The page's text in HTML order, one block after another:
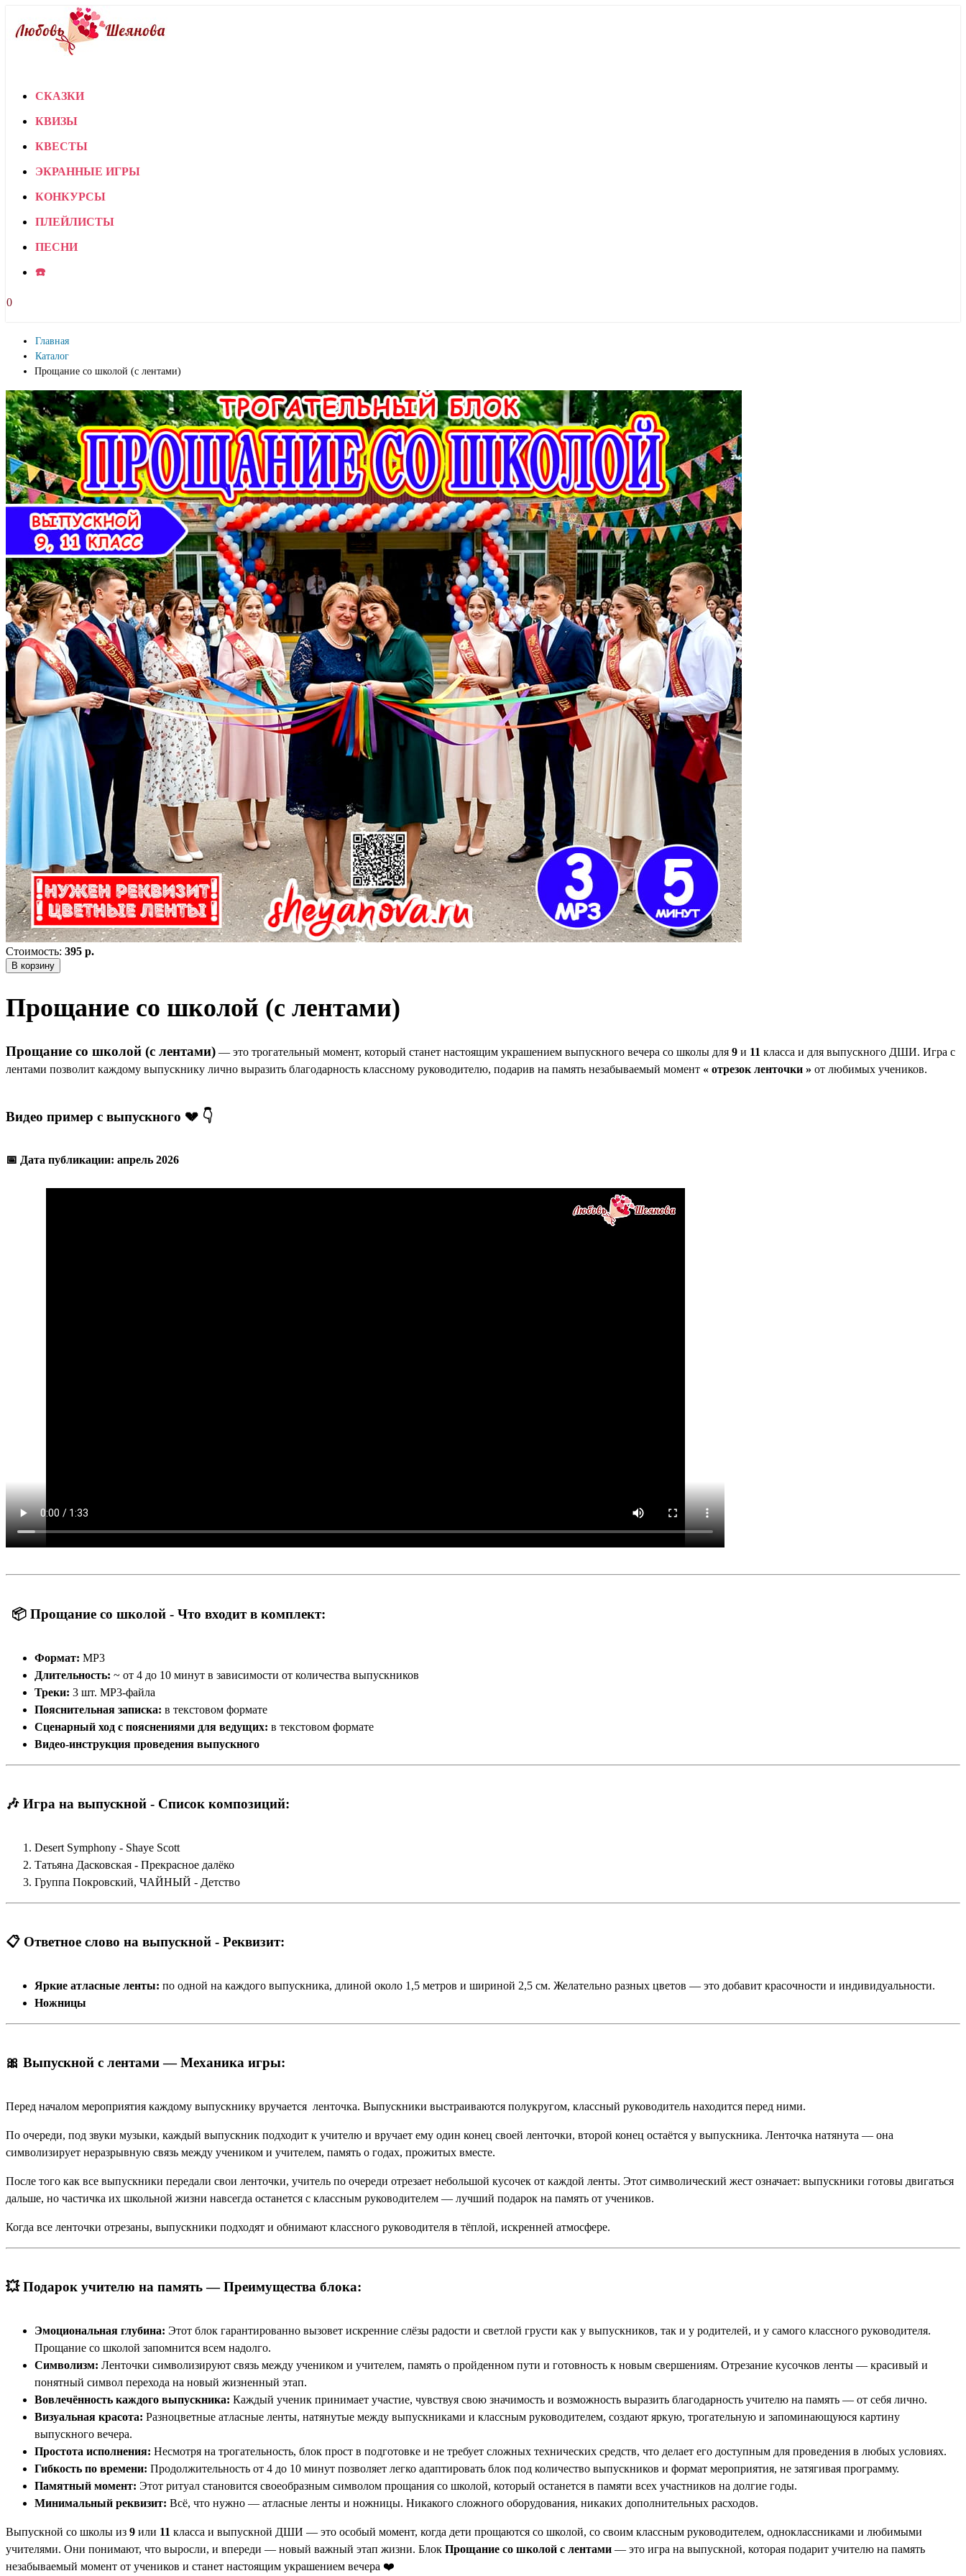
СКАЗКИ
КВИЗЫ
КВЕСТЫ
ЭКРАННЫЕ ИГРЫ
КОНКУРСЫ
ПЛЕЙЛИСТЫ
ПЕСНИ
☎️
0
Главная
Каталог
Прощание со школой (с лентами)
Стоимость: 395 р.
В корзину
Прощание со школой (с лентами)
Прощание со школой (с лентами) — это трогательный момент, который станет настоящим украшением выпускного вечера со школы для 9 и 11 класса и для выпускного ДШИ. Игра с
лентами позволит каждому выпускнику лично выразить благодарность классному руководителю, подарив на память незабываемый момент « отрезок ленточки » от любимых учеников.
Видео пример с выпускного 💔 👇
📅 Дата публикации: апрель 2026
📦 Прощание со школой - Что входит в комплект:
Формат: MP3
Длительность: ~ от 4 до 10 минут в зависимости от количества выпускников
Треки: 3 шт. MP3-файла
Пояснительная записка: в текстовом формате
Сценарный ход с пояснениями для ведущих: в текстовом формате
Видео-инструкция проведения выпускного
🎶 Игра на выпускной - Список композиций:
Desert Symphony - Shaye Scott
Татьяна Дасковская - Прекрасное далёко
Группа Покровский, ЧАЙНЫЙ - Детство
📋 Ответное слово на выпускной - Реквизит:
Яркие атласные ленты: по одной на каждого выпускника, длиной около 1,5 метров и шириной 2,5 см. Желательно разных цветов — это добавит красочности и индивидуальности.
Ножницы
🎀 Выпускной с лентами — Механика игры:
Перед началом мероприятия каждому выпускнику вручается ленточка. Выпускники выстраиваются полукругом, классный руководитель находится перед ними.
По очереди, под звуки музыки, каждый выпускник подходит к учителю и вручает ему один конец своей ленточки, второй конец остаётся у выпускника. Ленточка натянута — она
символизирует неразрывную связь между учеником и учителем, память о годах, прожитых вместе.
После того как все выпускники передали свои ленточки, учитель по очереди отрезает небольшой кусочек от каждой ленты. Этот символический жест означает: выпускники готовы двигаться
дальше, но частичка их школьной жизни навсегда останется с классным руководителем — лучший подарок на память от учеников.
Когда все ленточки отрезаны, выпускники подходят и обнимают классного руководителя в тёплой, искренней атмосфере.
💥 Подарок учителю на память — Преимущества блока:
Эмоциональная глубина: Этот блок гарантированно вызовет искренние слёзы радости и светлой грусти как у выпускников, так и у родителей, и у самого классного руководителя.
Прощание со школой запомнится всем надолго.
Символизм: Ленточки символизируют связь между учеником и учителем, память о пройденном пути и готовность к новым свершениям. Отрезание кусочков ленты — красивый и
понятный символ перехода на новый жизненный этап.
Вовлечённость каждого выпускника: Каждый ученик принимает участие, чувствуя свою значимость и возможность выразить благодарность учителю на память — от себя лично.
Визуальная красота: Разноцветные атласные ленты, натянутые между выпускниками и классным руководителем, создают яркую, трогательную и запоминающуюся картину
выпускного вечера.
Простота исполнения: Несмотря на трогательность, блок прост в подготовке и не требует сложных технических средств, что делает его доступным для проведения в любых условиях.
Гибкость по времени: Продолжительность от 4 до 10 минут позволяет легко адаптировать блок под количество выпускников и формат мероприятия, не затягивая программу.
Памятный момент: Этот ритуал становится своеобразным символом прощания со школой, который останется в памяти всех участников на долгие годы.
Минимальный реквизит: Всё, что нужно — атласные ленты и ножницы. Никакого сложного оборудования, никаких дополнительных расходов.
Выпускной со школы из 9 или 11 класса и выпускной ДШИ — это особый момент, когда дети прощаются со школой, со своим классным руководителем, одноклассниками и любимыми
учителями. Они понимают, что выросли, и впереди — новый важный этап жизни. Блок Прощание со школой с лентами — это игра на выпускной, которая подарит учителю на память
незабываемый момент от учеников и станет настоящим украшением вечера ❤️